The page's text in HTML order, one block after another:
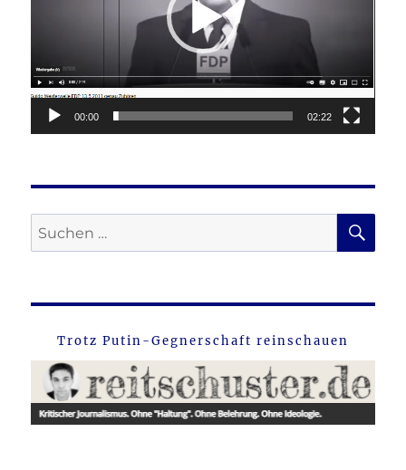
00:00 02:22
Suche
nach:
Trotz Putin-Gegnerschaft reinschauen